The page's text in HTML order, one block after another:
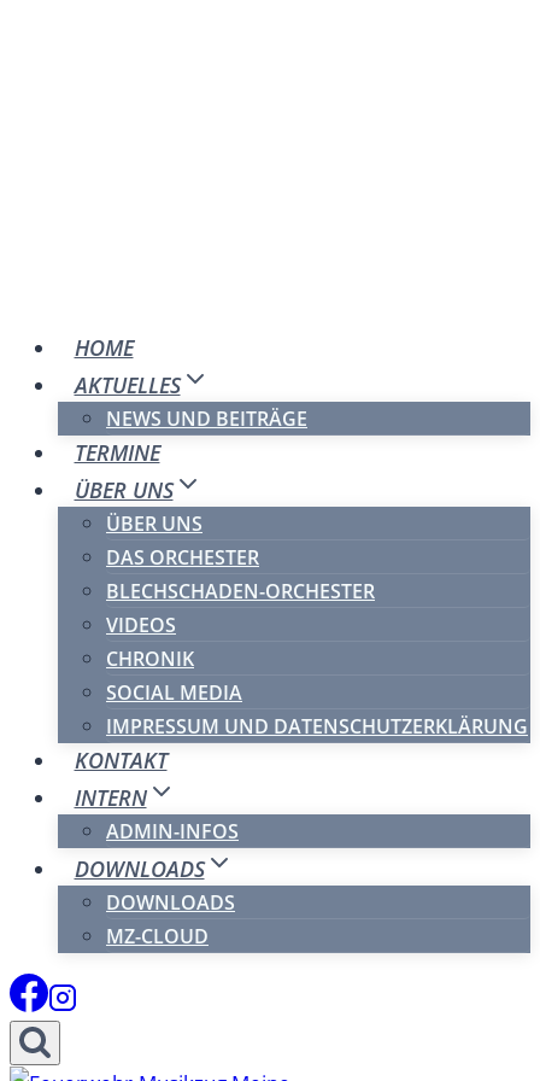
HOME
AKTUELLES
NEWS UND BEITRÄGE
TERMINE
ÜBER UNS
ÜBER UNS
DAS ORCHESTER
BLECHSCHADEN-ORCHESTER
VIDEOS
CHRONIK
SOCIAL MEDIA
IMPRESSUM UND DATENSCHUTZERKLÄRUNG
KONTAKT
INTERN
ADMIN-INFOS
DOWNLOADS
DOWNLOADS
MZ-CLOUD